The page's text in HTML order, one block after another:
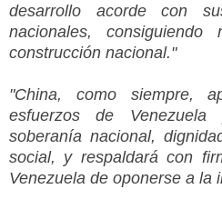
desarrollo acorde con
nacionales,
construcción nacional."
"China, como siempre,
esfuerzos de Venezuela
soberanía nacional,
social, y respaldará con
Venezuela de oponerse a la